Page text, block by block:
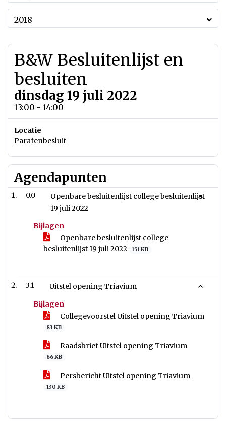
2018
B&W Besluitenlijst en
besluiten
dinsdag 19 juli 2022
13:00 - 14:00
Locatie
Parafenbesluit
Agendapunten
0.0
Openbare besluitenlijst college besluitenlijst
19 juli 2022
Bijlagen
Openbare besluitenlijst college
besluitenlijst 19 juli 2022
151 KB
3.1
Uitstel opening Triavium
Bijlagen
Collegevoorstel Uitstel opening Triavium
83 KB
Raadsbrief Uitstel opening Triavium
86 KB
Persbericht Uitstel opening Triavium
130 KB